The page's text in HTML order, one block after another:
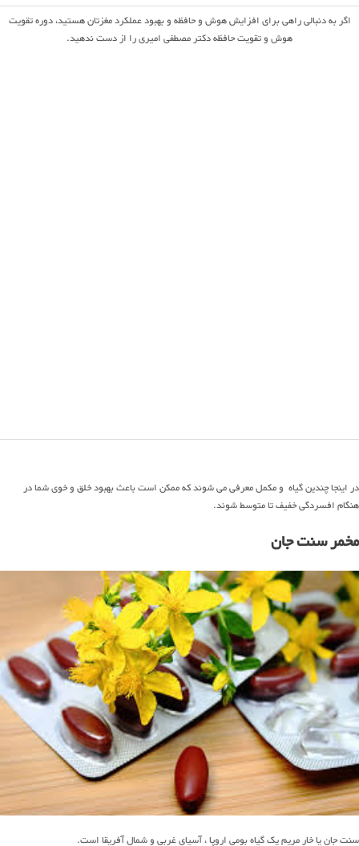
اگر به دنبالی راهی برای افزایش هوش و حافظه و بهبود عملکرد مغزتان هستید، دوره تقویت
هوش و تقویت حافظه دکتر مصطفی امیری را از دست ندهید.
در اینجا چندین گیاه و مکمل معرفی می شوند که ممکن است باعث بهبود خلق و خوی شما در
هنگام افسردگی خفیف تا متوسط شوند.
مخمر سنت جان
سنت جان یا خار مریم یک گیاه بومی اروپا ، آسیای غربی و شمال آفریقا است.